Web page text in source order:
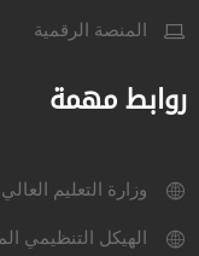
المنصة الرقمية
روابط مهمة
وزارة التعليم
الهيكل التنظيمي